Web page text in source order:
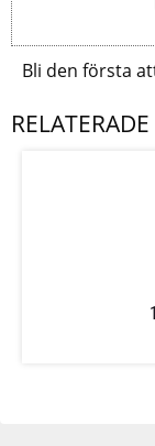
Bli den första